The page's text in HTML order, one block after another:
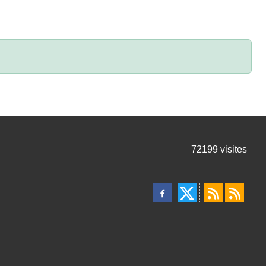
72199 visites